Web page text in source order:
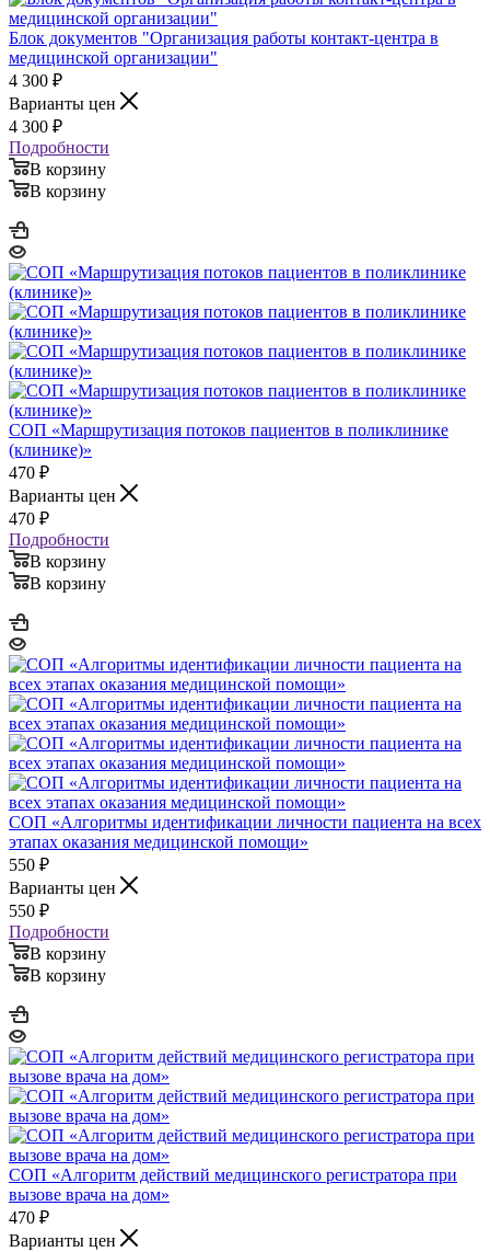
Блок документов "Организация работы контакт-центра в
медицинской организации"
4 300 ₽
Варианты цен
4 300 ₽
Подробности
В корзину
В корзину
СОП «Маршрутизация потоков пациентов в поликлинике
(клинике)»
470 ₽
Варианты цен
470 ₽
Подробности
В корзину
В корзину
СОП «Алгоритмы идентификации личности пациента на всех
этапах оказания медицинской помощи»
550 ₽
Варианты цен
550 ₽
Подробности
В корзину
В корзину
СОП «Алгоритм действий медицинского регистратора при
вызове врача на дом»
470 ₽
Варианты цен